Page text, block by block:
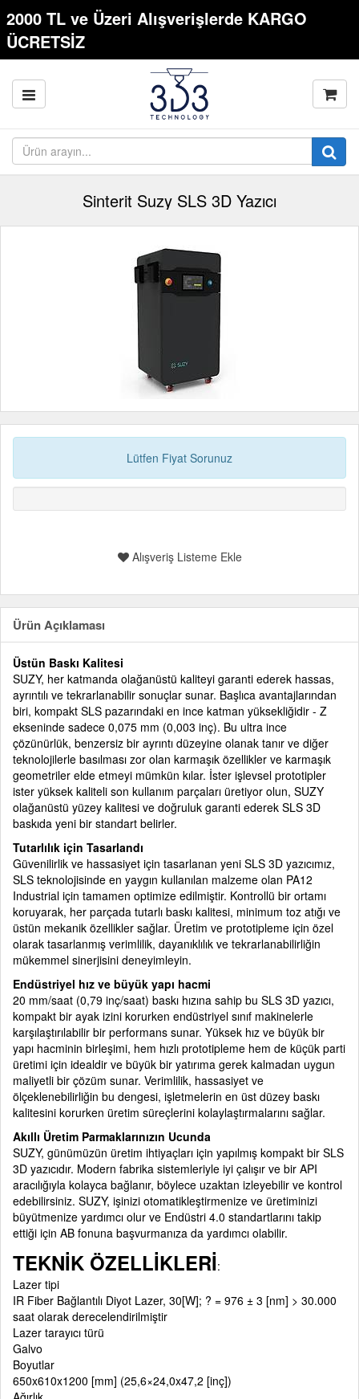
2000 TL ve Üzeri Alışverişlerde KARGO
ÜCRETSİZ
Sinterit Suzy SLS 3D Yazıcı
Lütfen Fiyat Sorunuz
Alışveriş Listeme Ekle
Ürün Açıklaması
Üstün Baskı Kalitesi
SUZY, her katmanda olağanüstü kaliteyi garanti ederek hassas,
ayrıntılı ve tekrarlanabilir sonuçlar sunar. Başlıca avantajlarından
biri, kompakt SLS pazarındaki en ince katman yüksekliğidir - Z
ekseninde sadece 0,075 mm (0,003 inç). Bu ultra ince
çözünürlük, benzersiz bir ayrıntı düzeyine olanak tanır ve diğer
teknolojilerle basılması zor olan karmaşık özellikler ve karmaşık
geometriler elde etmeyi mümkün kılar. İster işlevsel prototipler
ister yüksek kaliteli son kullanım parçaları üretiyor olun, SUZY
olağanüstü yüzey kalitesi ve doğruluk garanti ederek SLS 3D
baskıda yeni bir standart belirler.
Tutarlılık için Tasarlandı
Güvenilirlik ve hassasiyet için tasarlanan yeni SLS 3D yazıcımız,
SLS teknolojisinde en yaygın kullanılan malzeme olan PA12
Industrial için tamamen optimize edilmiştir. Kontrollü bir ortamı
koruyarak, her parçada tutarlı baskı kalitesi, minimum toz atığı ve
üstün mekanik özellikler sağlar. Üretim ve prototipleme için özel
olarak tasarlanmış verimlilik, dayanıklılık ve tekrarlanabilirliğin
mükemmel sinerjisini deneyimleyin.
Endüstriyel hız ve büyük yapı hacmi
20 mm/saat (0,79 inç/saat) baskı hızına sahip bu SLS 3D yazıcı,
kompakt bir ayak izini korurken endüstriyel sınıf makinelerle
karşılaştırılabilir bir performans sunar. Yüksek hız ve büyük bir
yapı hacminin birleşimi, hem hızlı prototipleme hem de küçük parti
üretimi için idealdir ve büyük bir yatırıma gerek kalmadan uygun
maliyetli bir çözüm sunar. Verimlilik, hassasiyet ve
ölçeklenebilirliğin bu dengesi, işletmelerin en üst düzey baskı
kalitesini korurken üretim süreçlerini kolaylaştırmalarını sağlar.
Akıllı Üretim Parmaklarınızın Ucunda
SUZY, günümüzün üretim ihtiyaçları için yapılmış kompakt bir SLS
3D yazıcıdır. Modern fabrika sistemleriyle iyi çalışır ve bir API
aracılığıyla kolayca bağlanır, böylece uzaktan izleyebilir ve kontrol
edebilirsiniz. SUZY, işinizi otomatikleştirmenize ve üretiminizi
büyütmenize yardımcı olur ve Endüstri 4.0 standartlarını takip
ettiği için AB fonuna başvurmanıza da yardımcı olabilir.
TEKNİK ÖZELLİKLERİ:
Lazer tipi
IR Fiber Bağlantılı Diyot Lazer, 30[W]; ? = 976 ± 3 [nm] > 30.000
saat olarak derecelendirilmiştir
Lazer tarayıcı türü
Galvo
Boyutlar
650x610x1200 [mm] (25,6×24,0x47,2 [inç])